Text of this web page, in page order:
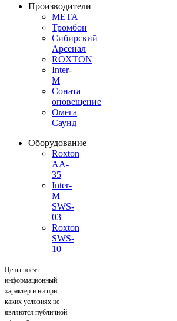
Производители
МЕТА
Тромбон
Сибирский
Арсенал
ROXTON
Inter-
M
Соната
оповещение
Омега
Саунд
Оборудование
Roxton
AA-
35
Inter-
M
SWS-
03
Roxton
SWS-
10
Цены носят
информационный
характер и ни при
каких условиях не
являются публичной